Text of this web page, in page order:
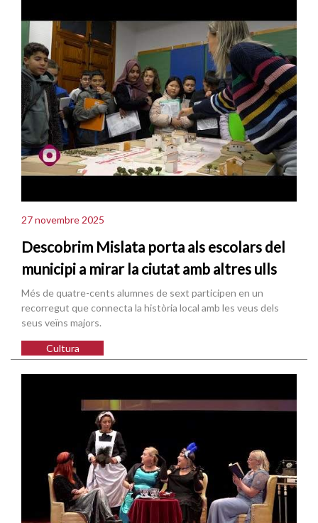
27 novembre 2025
Descobrim Mislata porta als escolars del
municipi a mirar la ciutat amb altres ulls
Més de quatre-cents alumnes de sext participen en un
recorregut que connecta la història local amb les veus dels
seus veïns majors.
Cultura